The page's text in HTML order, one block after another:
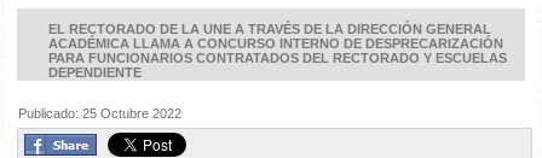
EL RECTORADO DE LA UNE A TRAVÉS DE LA DIRECCIÓN GENERAL
ACADÉMICA LLAMA A CONCURSO INTERNO DE DESPRECARIZACIÓN
PARA FUNCIONARIOS CONTRATADOS DEL RECTORADO Y ESCUELAS
DEPENDIENTE
Publicado: 25 Octubre 2022